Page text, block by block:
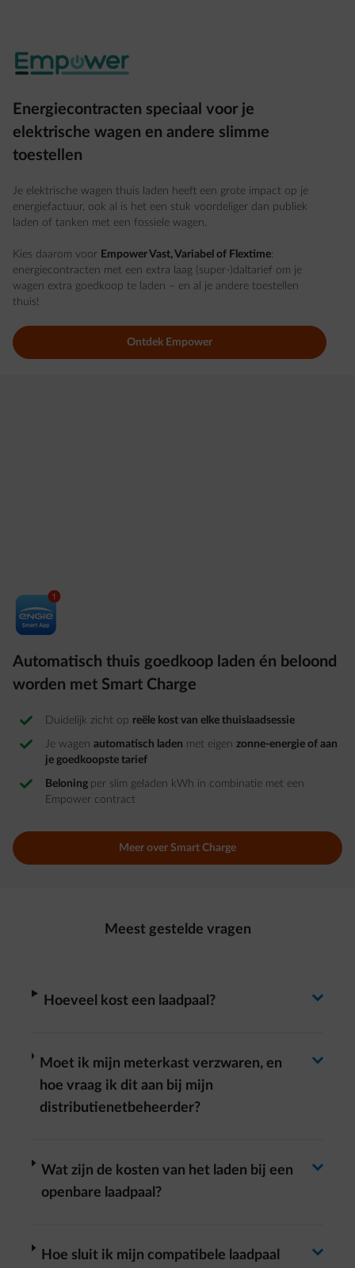
Energiecontracten speciaal voor je
elektrische wagen en andere slimme
toestellen
Je elektrische wagen thuis laden heeft een grote impact op je
energiefactuur, ook al is het een stuk voordeliger dan publiek
laden of tanken met een fossiele wagen.
Kies daarom voor Empower Vast, Variabel of Flextime:
energiecontracten met een extra laag (super-)daltarief om je
wagen extra goedkoop te laden – en al je andere toestellen
thuis!
Ontdek Empower
Automatisch thuis goedkoop laden én beloond
worden met Smart Charge
Duidelijk zicht op reële kost van elke thuislaadsessie​
Je wagen automatisch laden met eigen zonne-energie of aan
je goedkoopste tarief
Beloning per slim geladen kWh in combinatie met een
Empower contract
Meer over Smart Charge
Meest gestelde vragen
Hoeveel kost een laadpaal? Antwoord wisselen
arrow-right
Moet ik mijn meterkast verzwaren, en
hoe vraag ik dit aan bij mijn
distributienetbeheerder?
arrow-right
Wat zijn de kosten van het laden bij een
openbare laadpaal?
arrow-right
Hoe sluit ik mijn compatibele laadpaal arrow-right